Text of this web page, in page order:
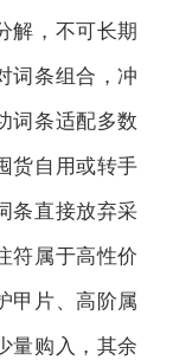
解，不可长期
词条组合，冲
词条适配多数
货自用或转手
条直接放弃采
符属于高性价
甲片、高阶属
量购入，其余